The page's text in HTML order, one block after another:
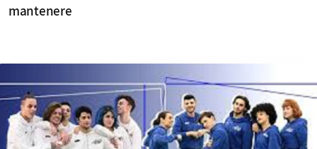
mantenere